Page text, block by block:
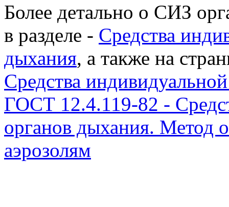
Более детально о СИЗ
в разделе - Средства
дыхания, а также на
Средства
ГОСТ 12.4.119-82 -
органов дыхания. Метод
аэрозолям